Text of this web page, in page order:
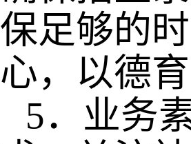
保足够的
心，以德
5．业务